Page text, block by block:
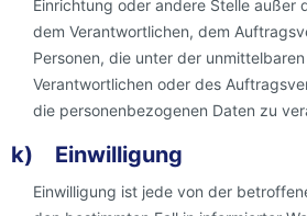
Einrichtung oder andere Stelle außer
dem Verantwortlichen, dem
Personen, die unter der
Verantwortlichen oder des
die personenbezogenen Daten zu
k) Einwilligung
Einwilligung ist jede von der